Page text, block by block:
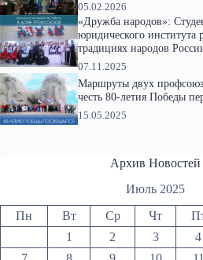
05.02.2026
«Дружба народов»:
юридического института
традициях народов
07.11.2025
Маршруты двух
честь 80-летия Победы
15.05.2025
Архив Новостей
Июль 2025
Пн Вт Ср Чт
1
2 3 4